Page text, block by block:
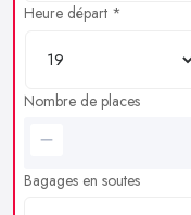
Heure départ *
Nombre de places
Bagages en soutes